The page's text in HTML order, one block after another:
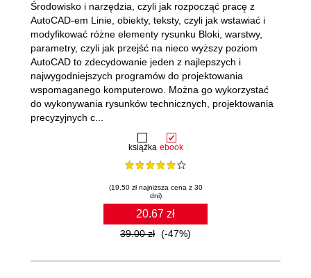
książka ebook
(19.50 zł najniższa cena z 30
dni)
20.67 zł
39.00 zł (-47%)
Środowisko i narzędzia, czyli jak rozpocząć pracę z
AutoCAD-em Linie, obiekty, teksty, czyli jak wstawiać i
modyfikować różne elementy rysunku Bloki, warstwy,
parametry, czyli jak przejść na nieco wyższy poziom
AutoCAD to zdecydowanie jeden z najlepszych i
najwygodniejszych programów do projektowania
wspomaganego komputerowo. Można go wykorzystać
do wykonywania rysunków technicznych, projektowania
precyzyjnych c...